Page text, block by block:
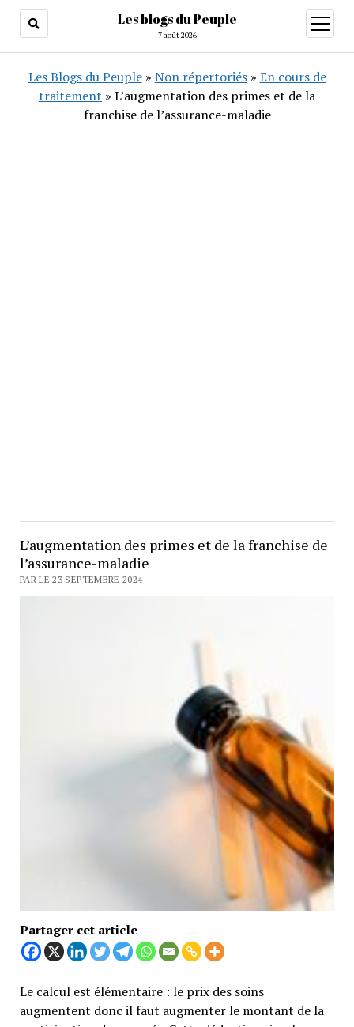
Les blogs du Peuple
7 août 2026
ouvrir
menu
Les Blogs du Peuple» Non répertoriés» En cours de
traitement » L’augmentation des primes et de la
franchise de l’assurance-maladie
L’augmentation des primes et de la franchise de
l’assurance-maladie
PAR LE 23 SEPTEMBRE 2024
Partager cet article
Le calcul est élémentaire : le prix des soins
augmentent donc il faut augmenter le montant de la